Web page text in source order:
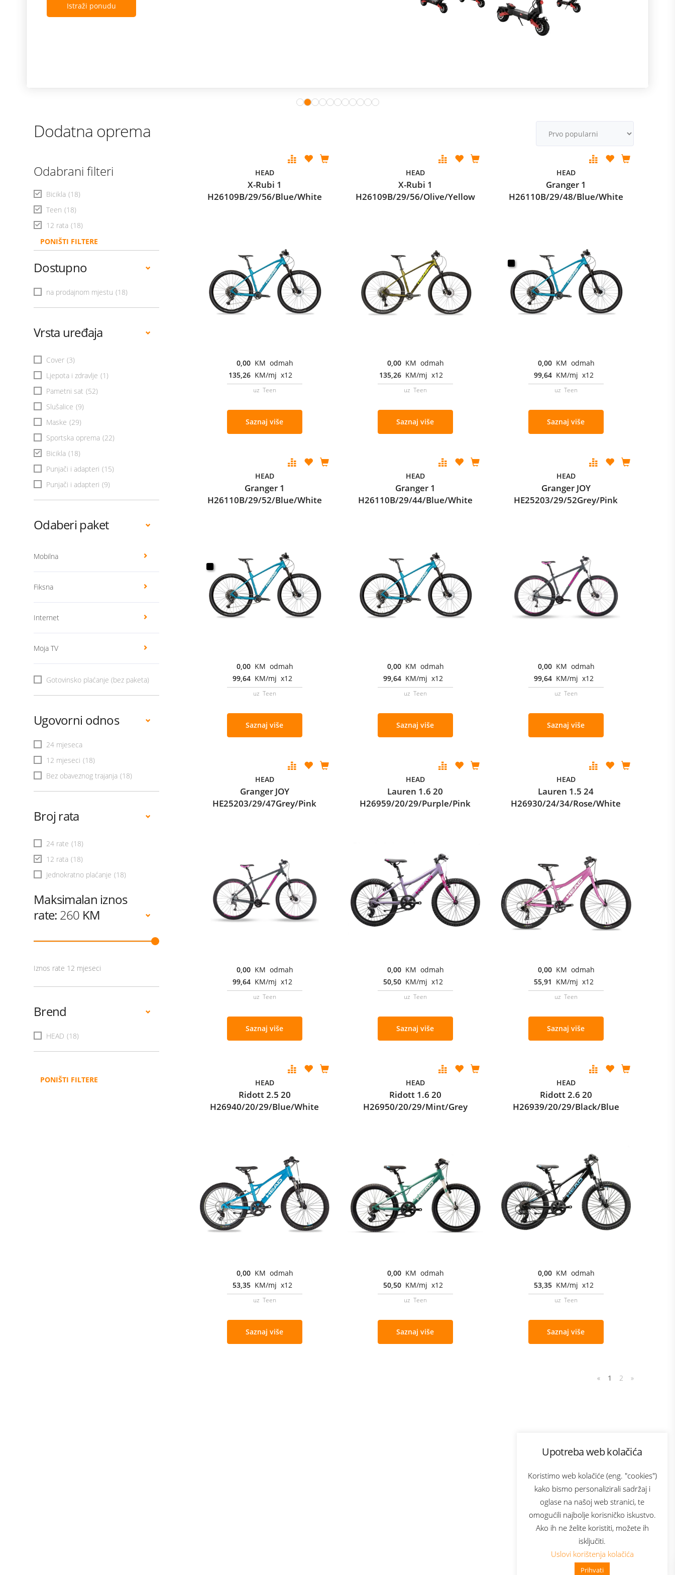
Upotreba web kolačića
Koristimo web kolačiće (eng. "cookies")
kako bismo personalizirali sadržaj i
oglase na našoj web stranici, te
omogućili najbolje korisničko iskustvo.
Ako ih ne želite koristiti, možete ih
isključiti.
Uslovi korištenja kolačića
Prihvati
👋 Zdravo, kako mogu pomoći?
Istraži ponudu
Dodatna oprema
Odabrani filteri
Bicikla (18)
Teen (18)
12 rata (18)
PONIŠTI FILTERE
Dostupno
na prodajnom mjestu (18)
Vrsta uređaja
Cover (3)
Ljepota i zdravlje (1)
Pametni sat (52)
Slušalice (9)
Maske (29)
Sportska oprema (22)
Bicikla (18)
Punjači i adapteri (15)
Punjači i adapteri (9)
Odaberi paket
Mobilna
Fiksna
Internet
Moja TV
Gotovinsko plaćanje (bez paketa)
Ugovorni odnos
24 mjeseca
12 mjeseci (18)
Bez obaveznog trajanja (18)
Broj rata
24 rate (18)
12 rata (18)
Jednokratno plaćanje (18)
Maksimalan iznos
rate: 260 KM
Iznos rate 12 mjeseci
Brend
HEAD (18)
PONIŠTI FILTERE
HEAD
X-Rubi 1
H26109B/29/56/Blue/White
0,00 KM odmah
135,26 KM/mj x12
uz Teen
Saznaj više
HEAD
X-Rubi 1
H26109B/29/56/Olive/Yellow
0,00 KM odmah
135,26 KM/mj x12
uz Teen
Saznaj više
HEAD
Granger 1
H26110B/29/48/Blue/White
0,00 KM odmah
99,64 KM/mj x12
uz Teen
Saznaj više
HEAD
Granger 1
H26110B/29/52/Blue/White
0,00 KM odmah
99,64 KM/mj x12
uz Teen
Saznaj više
HEAD
Granger 1
H26110B/29/44/Blue/White
0,00 KM odmah
99,64 KM/mj x12
uz Teen
Saznaj više
HEAD
Granger JOY
HE25203/29/52Grey/Pink
0,00 KM odmah
99,64 KM/mj x12
uz Teen
Saznaj više
HEAD
Granger JOY
HE25203/29/47Grey/Pink
0,00 KM odmah
99,64 KM/mj x12
uz Teen
Saznaj više
HEAD
Lauren 1.6 20
H26959/20/29/Purple/Pink
0,00 KM odmah
50,50 KM/mj x12
uz Teen
Saznaj više
HEAD
Lauren 1.5 24
H26930/24/34/Rose/White
0,00 KM odmah
55,91 KM/mj x12
uz Teen
Saznaj više
HEAD
Ridott 2.5 20
H26940/20/29/Blue/White
0,00 KM odmah
53,35 KM/mj x12
uz Teen
Saznaj više
HEAD
Ridott 1.6 20
H26950/20/29/Mint/Grey
0,00 KM odmah
50,50 KM/mj x12
uz Teen
Saznaj više
HEAD
Ridott 2.6 20
H26939/20/29/Black/Blue
0,00 KM odmah
53,35 KM/mj x12
uz Teen
Saznaj više
« 1 2 »
Bonus plus
Prijava za newsletter